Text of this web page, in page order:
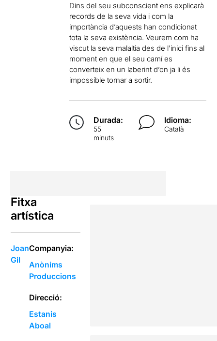
Dins del seu subconscient ens explicarà
records de la seva vida i com la
importància d’aquests han condicionat
tota la seva existència. Veurem com ha
viscut la seva malaltia des de l’inici fins al
moment en que el seu camí es
converteix en un laberint d’on ja li és
impossible tornar a sortir.
Durada:
55
minuts
Idioma:
Català
Fitxa
artística
Joan
Gil
Companyia:
Anònims
Produccions
Direcció:
Estanis
Aboal